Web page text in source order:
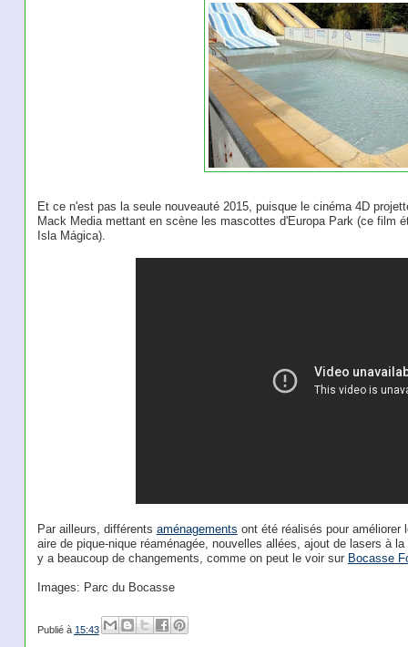
Et ce n'est pas la seule nouveauté 2015, puisque le cinéma 4D
Mack Media mettant en scène les mascottes d'Europa Park (ce film
Isla Mágica).
Par ailleurs, différents aménagements ont été réalisés pour améliorer
aire de pique-nique réaménagée, nouvelles allées, ajout de lasers à
y a beaucoup de changements, comme on peut le voir sur Bocasse
Images: Parc du Bocasse
Publié à 15:43